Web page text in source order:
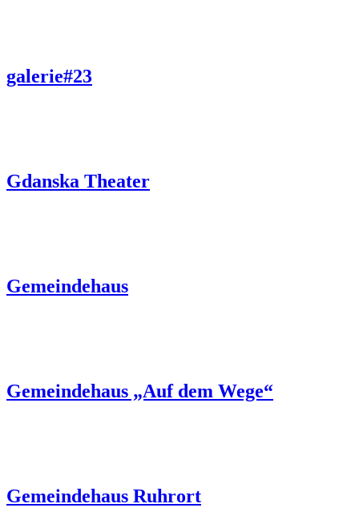
galerie#23
Gdanska Theater
Gemeindehaus
Gemeindehaus „Auf dem Wege“
Gemeindehaus Ruhrort